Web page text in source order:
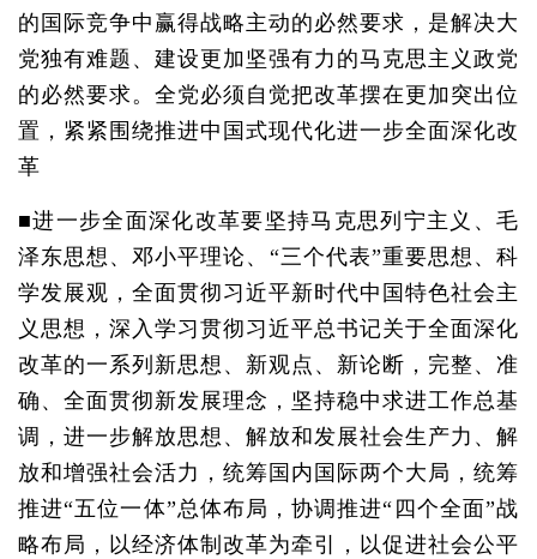
的国际竞争中赢得战略主动的必然要求，是解决大
党独有难题、建设更加坚强有力的马克思主义政党
的必然要求。全党必须自觉把改革摆在更加突出位
置，紧紧围绕推进中国式现代化进一步全面深化改
革
■进一步全面深化改革要坚持马克思列宁主义、毛
泽东思想、邓小平理论、“三个代表”重要思想、科
学发展观，全面贯彻习近平新时代中国特色社会主
义思想，深入学习贯彻习近平总书记关于全面深化
改革的一系列新思想、新观点、新论断，完整、准
确、全面贯彻新发展理念，坚持稳中求进工作总基
调，进一步解放思想、解放和发展社会生产力、解
放和增强社会活力，统筹国内国际两个大局，统筹
推进“五位一体”总体布局，协调推进“四个全面”战
略布局，以经济体制改革为牵引，以促进社会公平